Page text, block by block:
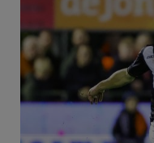
VVVHER
TELHER
HERVOL
HEREXC